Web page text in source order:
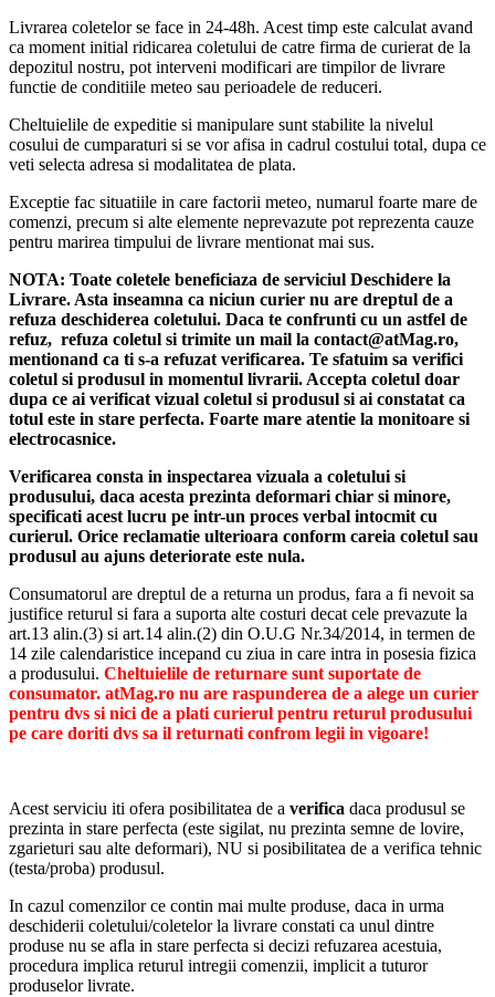
Livrarea coletelor se face in 24-48h. Acest timp este calculat avand
ca moment initial ridicarea coletului de catre firma de curierat de la
depozitul nostru, pot interveni modificari are timpilor de livrare
functie de conditiile meteo sau perioadele de reduceri.
Cheltuielile de expeditie si manipulare sunt stabilite la nivelul
cosului de cumparaturi si se vor afisa in cadrul costului total, dupa ce
veti selecta adresa si modalitatea de plata.
Exceptie fac situatiile in care factorii meteo, numarul foarte mare de
comenzi, precum si alte elemente neprevazute pot reprezenta cauze
pentru marirea timpului de livrare mentionat mai sus.
NOTA: Toate coletele beneficiaza de serviciul Deschidere la
Livrare. Asta inseamna ca niciun curier nu are dreptul de a
refuza deschiderea coletului. Daca te confrunti cu un astfel de
refuz, refuza coletul si trimite un mail la contact@atMag.ro,
mentionand ca ti s-a refuzat verificarea. Te sfatuim sa verifici
coletul si produsul in momentul livrarii. Accepta coletul doar
dupa ce ai verificat vizual coletul si produsul si ai constatat ca
totul este in stare perfecta. Foarte mare atentie la monitoare si
electrocasnice.
Verificarea consta in inspectarea vizuala a coletului si
produsului, daca acesta prezinta deformari chiar si minore,
specificati acest lucru pe intr-un proces verbal intocmit cu
curierul. Orice reclamatie ulterioara conform careia coletul sau
produsul au ajuns deteriorate este nula.
Consumatorul are dreptul de a returna un produs, fara a fi nevoit sa
justifice returul si fara a suporta alte costuri decat cele prevazute la
art.13 alin.(3) si art.14 alin.(2) din O.U.G Nr.34/2014, in termen de
14 zile calendaristice incepand cu ziua in care intra in posesia fizica
a produsului. Cheltuielile de returnare sunt suportate de
consumator. atMag.ro nu are raspunderea de a alege un curier
pentru dvs si nici de a plati curierul pentru returul produsului
pe care doriti dvs sa il returnati confrom legii in vigoare!
Acest serviciu iti ofera posibilitatea de a verifica daca produsul se
prezinta in stare perfecta (este sigilat, nu prezinta semne de lovire,
zgarieturi sau alte deformari), NU si posibilitatea de a verifica tehnic
(testa/proba) produsul.
In cazul comenzilor ce contin mai multe produse, daca in urma
deschiderii coletului/coletelor la livrare constati ca unul dintre
produse nu se afla in stare perfecta si decizi refuzarea acestuia,
procedura implica returul intregii comenzii, implicit a tuturor
produselor livrate.